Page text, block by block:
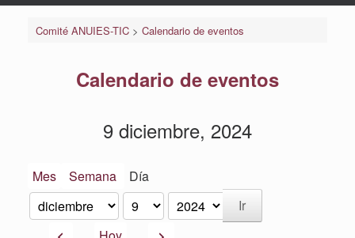
Comité ANUIES-TIC> Calendario de eventos
Calendario de eventos
9 diciembre, 2024
Mes Semana Día
Mes
Día
Año